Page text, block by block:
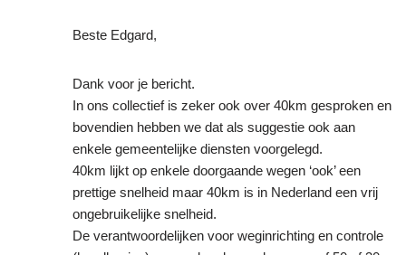
Beste Edgard,
Dank voor je bericht.
In ons collectief is zeker ook over 40km gesproken en
bovendien hebben we dat als suggestie ook aan
enkele gemeentelijke diensten voorgelegd.
40km lijkt op enkele doorgaande wegen ‘ook’ een
prettige snelheid maar 40km is in Nederland een vrij
ongebruikelijke snelheid.
De verantwoordelijken voor weginrichting en controle